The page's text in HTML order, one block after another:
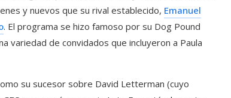
y nuevos que su rival establecido, Emanuel
. El programa se hizo famoso por su Dog Pound
variedad de convidados que incluyeron a Paula
su sucesor sobre David Letterman (cuyo